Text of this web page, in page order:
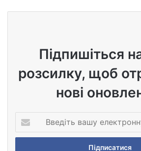
te
Підпишіться
розсилку, щоб
нові
е